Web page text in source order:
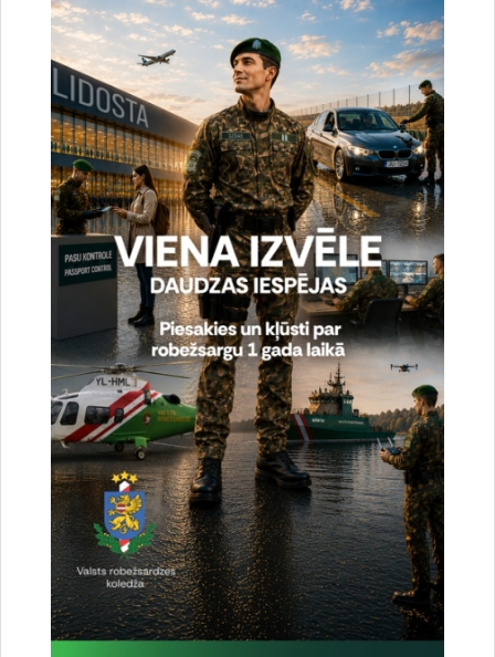
uzlabotu vietnes darbību un
pakalpojumus)
Reģistrē unikālu ID, kas tiek izmantots
statistisko datu iegūšanai par to, kā
apmeklētājs izmanto vietni.
2 gadi
_gat
Statistikas sīkdatnes (nepieciešamas, lai
uzlabotu vietnes darbību un
pakalpojumus)
Izmanto Google Analytics, lai samazinātu
pieprasījuma līmeni.
1 minūte
_gid
Statistikas sīkdatnes (nepieciešamas, lai
uzlabotu vietnes darbību un